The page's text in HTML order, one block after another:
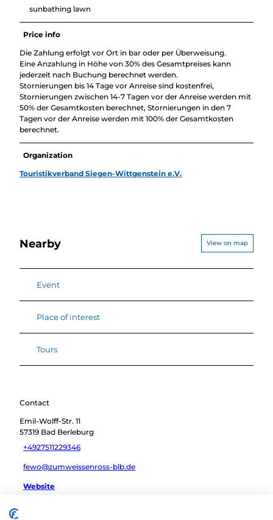
sunbathing lawn
Price info
Die Zahlung erfolgt vor Ort in bar oder per Überweisung.
Eine Anzahlung in Höhe von 30% des Gesamtpreises kann
jederzeit nach Buchung berechnet werden.
Stornierungen bis 14 Tage vor Anreise sind kostenfrei,
Stornierungen zwischen 14-7 Tagen vor der Anreise werden mit
50% der Gesamtkosten berechnet, Stornierungen in den 7
Tagen vor der Anreise werden mit 100% der Gesamtkosten
berechnet.
Organization
Touristikverband Siegen-Wittgenstein e.V.
Nearby View on map
Event
Place of interest
Tours
Contact
Emil-Wolff-Str. 11
57319 Bad Berleburg
+4927511229346
fewo@zumweissenross-blb.de
Website